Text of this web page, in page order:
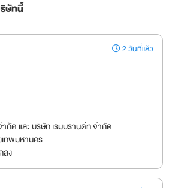
ษัทนี้
2 วันที่แล้ว
กัด และ บริษัท เรมบรานด์ท จำกัด
ทพมหานคร
ลง